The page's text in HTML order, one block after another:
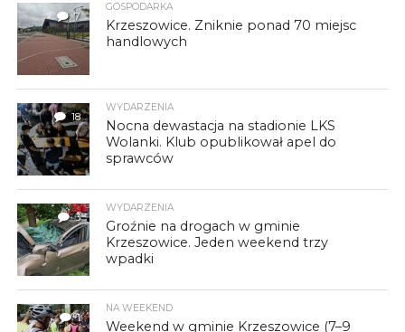
7
GOSPODARKA
Krzeszowice. Zniknie ponad 70 miejsc
handlowych
18
WYDARZENIA
Nocna dewastacja na stadionie LKS
Wolanki. Klub opublikował apel do
sprawców
3
WYDARZENIA
Groźnie na drogach w gminie
Krzeszowice. Jeden weekend trzy
wpadki
1
NA WEEKEND
Weekend w gminie Krzeszowice (7–9